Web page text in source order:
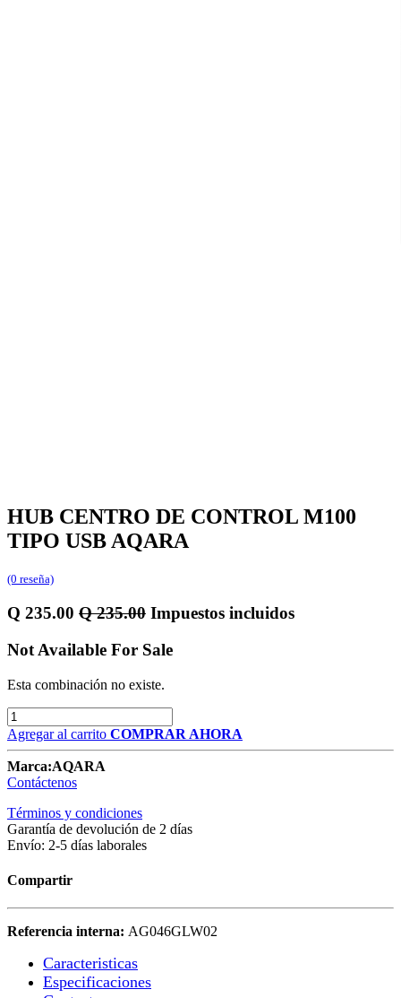
HUB CENTRO DE CONTROL M100
TIPO USB AQARA
(0 reseña)
Q 235.00 Q235.00 Impuestos incluidos
Not Available For Sale
Esta combinación no existe.
Agregar al carrito COMPRAR AHORA
Marca:AQARA
Contáctenos
Términos y condiciones
Garantía de devolución de 2 días
Envío: 2-5 días laborales
Compartir
Referencia interna: AG046GLW02
Caracteristicas​
Especificaciones